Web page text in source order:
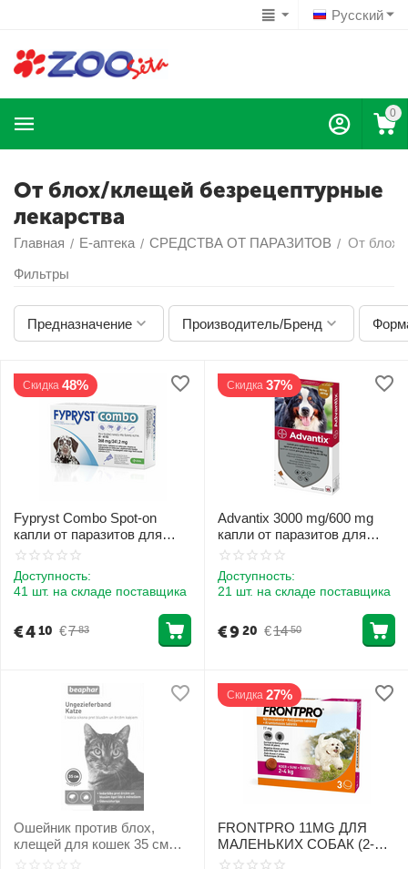
Русский
0
Oт блох/клещей безрецептурные
лекарства
Главная / Е-аптека / СРЕДСТВА ОТ ПАРАЗИТОВ / Oт блох/
Фильтры
Предназначение Производитель/Бренд
Скидка 48%
Fypryst Combo Spot-on
капли от паразитов для
собак 20-40 kg 268 mg 1шт
Доступность:
41 шт. на складе поставщика
€7 83
€410
Скидка 37%
Advantix 3000 mg/600 mg
капли от паразитов для
собак 40-60 kg 1шт
Доступность:
21 шт. на складе поставщика
€14 50
€920
Ошейник против блох,
клещей для кошек 35 см
Скидка 27%
FRONTPRO 11MG ДЛЯ
МАЛЕНЬКИХ СОБАК (2-
4KG) N1 - Жевательная